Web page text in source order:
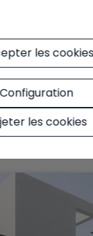
les cookies
Configuration
les cookies